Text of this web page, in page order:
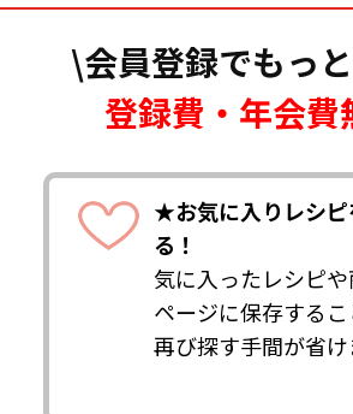
\会員登録でもっ
登録費・年会
★お気に入りレシピ
る！
気に入ったレシピ
ページに保存するこ
再び探す手間が省け